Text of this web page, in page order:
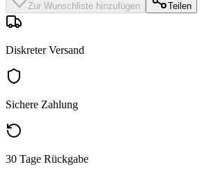
Zur Wunschliste hinzufügen Teilen
Diskreter Versand
Sichere Zahlung
30 Tage Rückgabe